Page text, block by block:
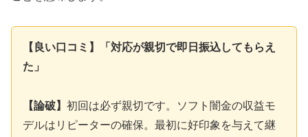
【良い口コミ】「対応が親切で即日振込してもらえ
た」
【論破】 初回は必ず親切です。ソフト闇金の収益モ
デルはリピーターの確保。最初に好印象を与えて継